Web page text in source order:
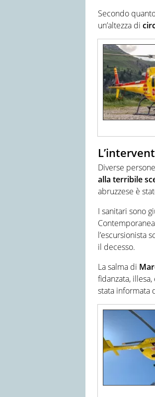
Secondo
un’altezza di
Diverse
alla terribile
abruzzese è
I sanitari sono
l’escursionista
il decesso.
La salma di
fidanzata,
stata informata